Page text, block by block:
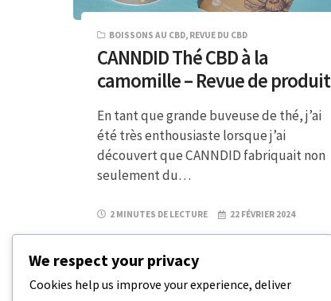
BOISSONS AU CBD, REVUE DU CBD
CANNDID Thé CBD à la
camomille – Revue de produit
En tant que grande buveuse de thé, j’ai
été très enthousiaste lorsque j’ai
découvert que CANNDID fabriquait non
seulement du…
2 MINUTES DE LECTURE 22 FÉVRIER 2024
We respect your privacy
Cookies help us improve your experience, deliver